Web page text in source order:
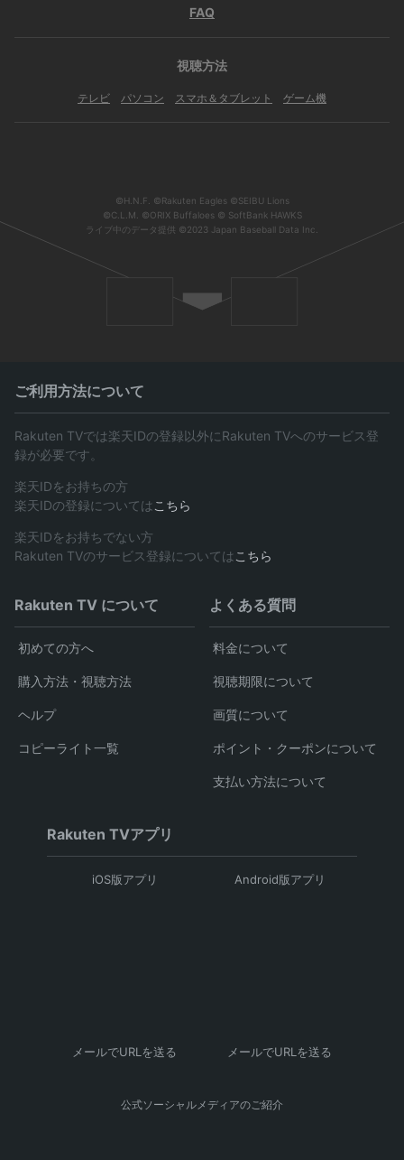
FAQ
視聴方法
テレビ パソコン スマホ＆タブレット ゲーム機
©H.N.F. ©Rakuten Eagles ©SEIBU Lions
©C.L.M. ©ORIX Buffaloes © SoftBank HAWKS
ライブ中のデータ提供 ©2023 Japan Baseball Data Inc.
ご利用方法について
Rakuten TVでは楽天IDの登録以外にRakuten TVへのサービス登
録が必要です。
楽天IDをお持ちの方
楽天IDの登録については こちら
楽天IDをお持ちでない方
Rakuten TVのサービス登録については こちら
Rakuten TV について
初めての方へ
購入方法・視聴方法
ヘルプ
コピーライト一覧
よくある質問
料金について
視聴期限について
画質について
ポイント・クーポンについて
支払い方法について
Rakuten TVアプリ
iOS版アプリ
メールでURLを送る
Android版アプリ
メールでURLを送る
公式ソーシャルメディアのご紹介